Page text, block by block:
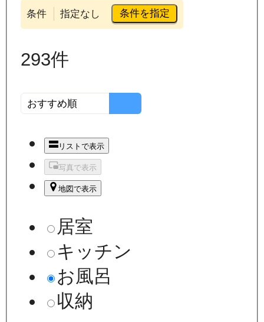
条件 指定なし 条件を指定
293件
リストで表示
写真で表示
地図で表示
居室
キッチン
お風呂
収納